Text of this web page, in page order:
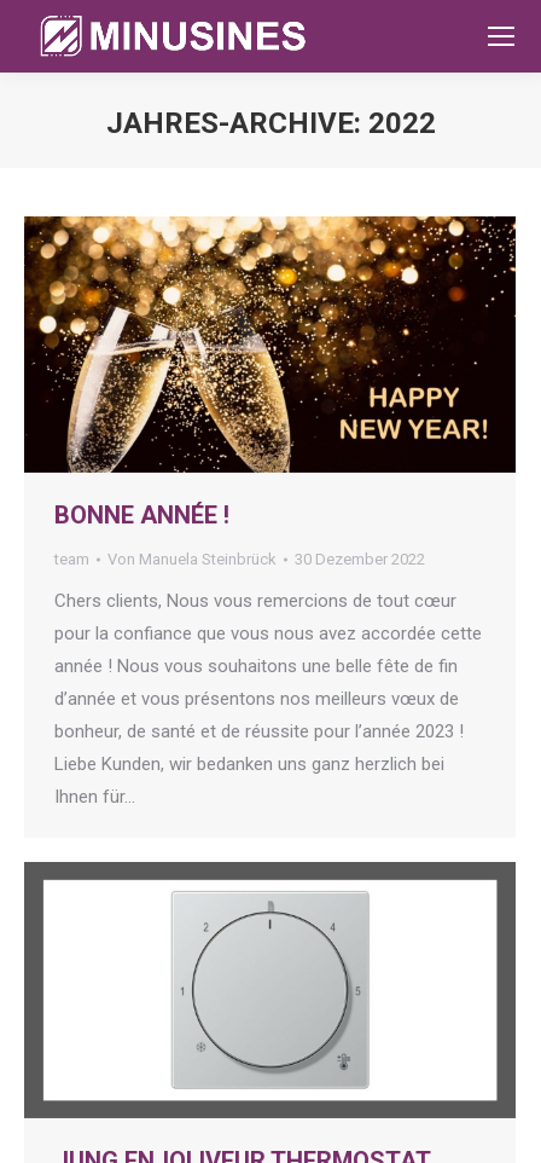
JAHRES-ARCHIVE: 2022
BONNE ANNÉE !
team Von Manuela Steinbrück 30 Dezember 2022
Chers clients, Nous vous remercions de tout cœur
pour la confiance que vous nous avez accordée cette
année ! Nous vous souhaitons une belle fête de fin
d’année et vous présentons nos meilleurs vœux de
bonheur, de santé et de réussite pour l’année 2023 !
Liebe Kunden, wir bedanken uns ganz herzlich bei
Ihnen für…